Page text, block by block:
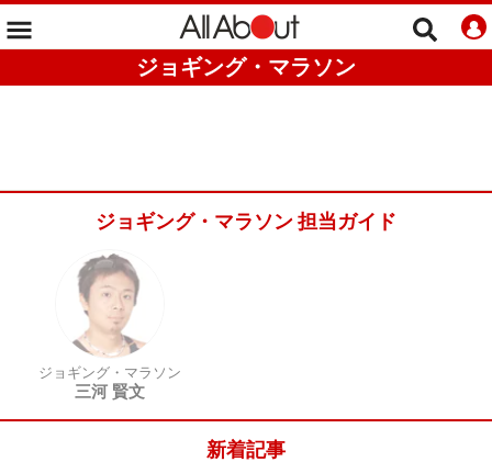
ジョギング・マラソン
ジョギング・マラソン 担当ガイド
ジョギング・マラソン
三河 賢文
新着記事